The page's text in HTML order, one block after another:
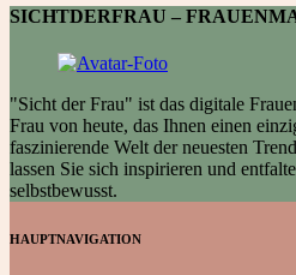
SICHTDERFRAU –
"Sicht der Frau" ist das digitale
Frau von heute, das Ihnen einen
faszinierende Welt der neuesten
lassen Sie sich inspirieren und
selbstbewusst.
HAUPTNAVIGATION